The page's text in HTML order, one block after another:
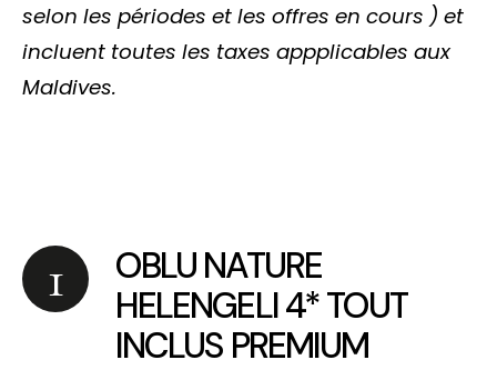
selon les périodes et les offres en cours ) et
incluent toutes les taxes appplicables aux
Maldives.
OBLU NATURE
HELENGELI 4* TOUT
INCLUS PREMIUM